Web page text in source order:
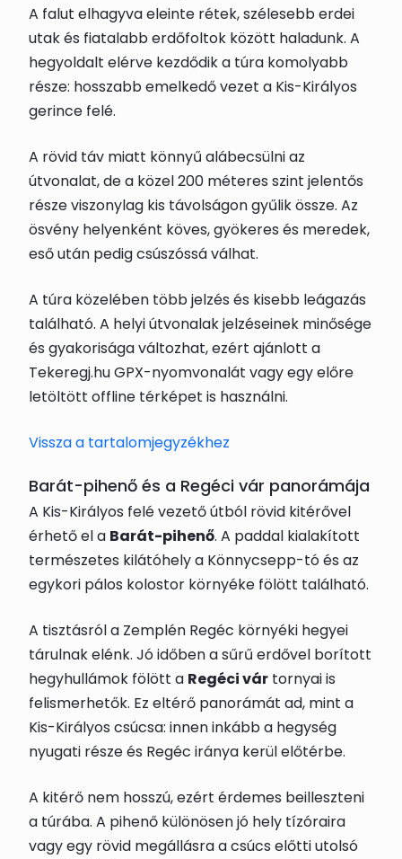
A falut elhagyva eleinte rétek, szélesebb erdei
utak és fiatalabb erdőfoltok között haladunk. A
hegyoldalt elérve kezdődik a túra komolyabb
része: hosszabb emelkedő vezet a Kis-Királyos
gerince felé.
A rövid táv miatt könnyű alábecsülni az
útvonalat, de a közel 200 méteres szint jelentős
része viszonylag kis távolságon gyűlik össze. Az
ösvény helyenként köves, gyökeres és meredek,
eső után pedig csúszóssá válhat.
A túra közelében több jelzés és kisebb leágazás
található. A helyi útvonalak jelzéseinek minősége
és gyakorisága változhat, ezért ajánlott a
Tekeregj.hu GPX-nyomvonalát vagy egy előre
letöltött offline térképet is használni.
Vissza a tartalomjegyzékhez
Barát-pihenő és a Regéci vár panorámája
A Kis-Királyos felé vezető útból rövid kitérővel
érhető el a Barát-pihenő. A paddal kialakított
természetes kilátóhely a Könnycsepp-tó és az
egykori pálos kolostor környéke fölött található.
A tisztásról a Zemplén Regéc környéki hegyei
tárulnak elénk. Jó időben a sűrű erdővel borított
hegyhullámok fölött a Regéci vár tornyai is
felismerhetők. Ez eltérő panorámát ad, mint a
Kis-Királyos csúcsa: innen inkább a hegység
nyugati része és Regéc iránya kerül előtérbe.
A kitérő nem hosszú, ezért érdemes beilleszteni
a túrába. A pihenő különösen jó hely tízóraira
vagy egy rövid megállásra a csúcs előtti utolsó